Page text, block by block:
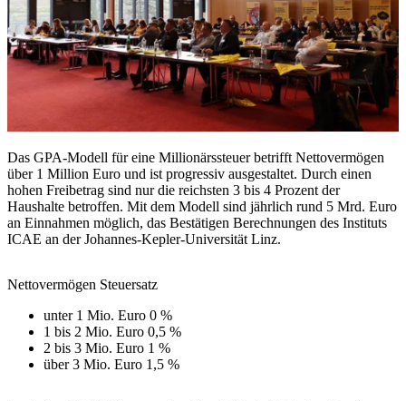
Das GPA-Modell für eine Millionärssteuer betrifft Nettovermögen
über 1 Million Euro und ist progressiv ausgestaltet. Durch einen
hohen Freibetrag sind nur die reichsten 3 bis 4 Prozent der
Haushalte betroffen. Mit dem Modell sind jährlich rund 5 Mrd. Euro
an Einnahmen möglich, das Bestätigen Berechnungen des Instituts
ICAE an der Johannes-Kepler-Universität Linz.
Nettovermögen Steuersatz
unter 1 Mio. Euro 0 %
1 bis 2 Mio. Euro 0,5 %
2 bis 3 Mio. Euro 1 %
über 3 Mio. Euro 1,5 %